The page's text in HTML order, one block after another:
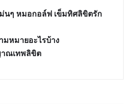
นๆ หมอกอล์ฟ เข็มทิศลิขิตรัก
หมายอะไรบ้าง
ณเทพลิขิต